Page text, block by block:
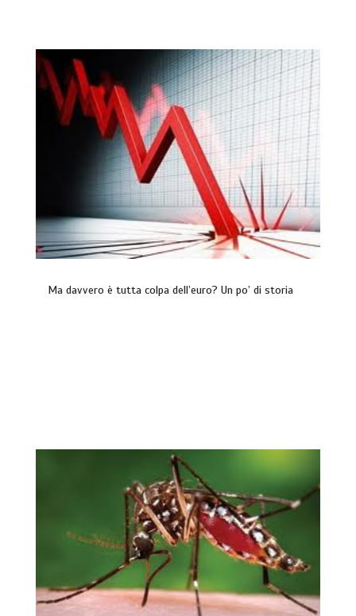
Ma davvero è tutta colpa dell’euro? Un po’ di storia